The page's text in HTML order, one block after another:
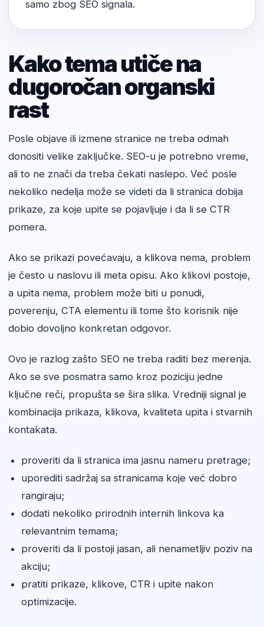
samo zbog SEO signala.
Kako tema utiče na
dugoročan organski
rast
Posle objave ili izmene stranice ne treba odmah
donositi velike zaključke. SEO-u je potrebno vreme,
ali to ne znači da treba čekati naslepo. Već posle
nekoliko nedelja može se videti da li stranica dobija
prikaze, za koje upite se pojavljuje i da li se CTR
pomera.
Ako se prikazi povećavaju, a klikova nema, problem
je često u naslovu ili meta opisu. Ako klikovi postoje,
a upita nema, problem može biti u ponudi,
poverenju, CTA elementu ili tome što korisnik nije
dobio dovoljno konkretan odgovor.
Ovo je razlog zašto SEO ne treba raditi bez merenja.
Ako se sve posmatra samo kroz poziciju jedne
ključne reči, propušta se šira slika. Vredniji signal je
kombinacija prikaza, klikova, kvaliteta upita i stvarnih
kontakata.
proveriti da li stranica ima jasnu nameru pretrage;
uporediti sadržaj sa stranicama koje već dobro
rangiraju;
dodati nekoliko prirodnih internih linkova ka
relevantnim temama;
proveriti da li postoji jasan, ali nenametljiv poziv na
akciju;
pratiti prikaze, klikove, CTR i upite nakon
optimizacije.